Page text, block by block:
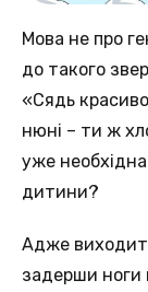
Мова не про
до такого
«Сядь
нюні – ти ж
уже
дитини?
Адже
задерши ноги